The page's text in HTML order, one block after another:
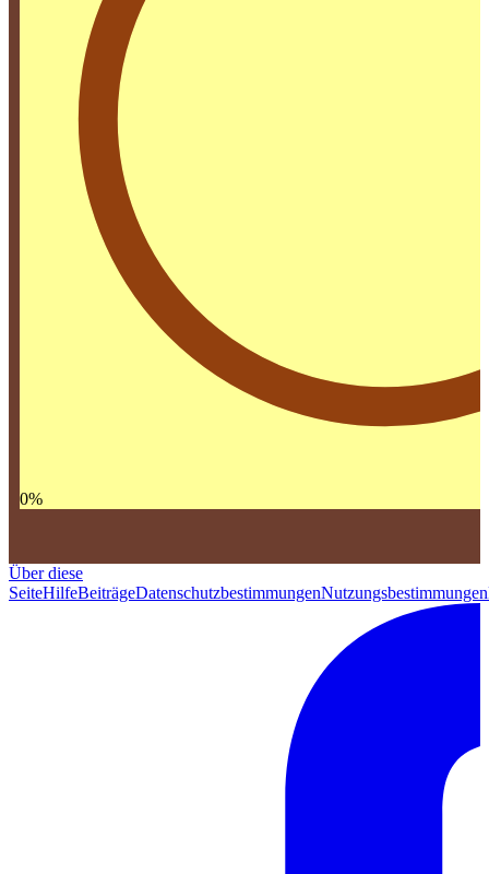
0%
Über diese
SeiteHilfeBeiträgeDatenschutzbestimmungenNutzungsbestimmungen